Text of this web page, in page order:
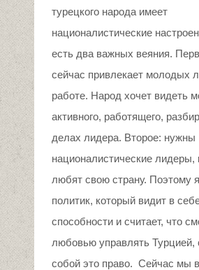
турецкого народа имеет
националистические
есть два важных веяния.
сейчас привлекает молодых
работе. Народ хочет видеть
активного, работящего,
делах лидера. Второе: нужны
националистические лидеры,
любят свою страну. Поэтому
политик, который видит в
способности и считает, что
любовью управлять Турцией,
собой это право. Сейчас мы